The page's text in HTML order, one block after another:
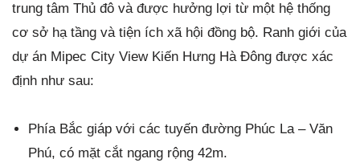
trung tâm Thủ đô và được hưởng lợi từ một hệ thống
cơ sở hạ tầng và tiện ích xã hội đồng bộ. Ranh giới của
dự án Mipec City View Kiến Hưng Hà Đông được xác
định như sau:
Phía Bắc giáp với các tuyến đường Phúc La – Văn
Phú, có mặt cắt ngang rộng 42m.